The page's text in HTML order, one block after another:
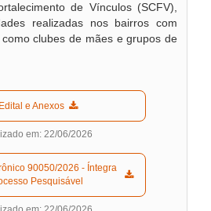
de Vínculos (SCFV),
realizadas nos bairros com
clubes de mães e grupos de
Edital e Anexos
em: 22/06/2026
Pesquisável